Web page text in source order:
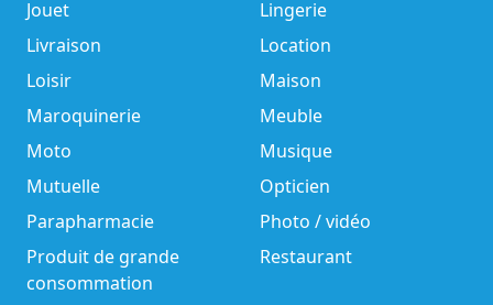
Jouet
Lingerie
Livraison
Location
Loisir
Maison
Maroquinerie
Meuble
Moto
Musique
Mutuelle
Opticien
Parapharmacie
Photo / vidéo
Produit de grande
consommation
Restaurant